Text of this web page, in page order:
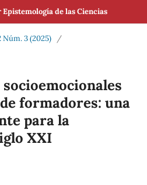
de las Ciencias
Núm. 3 (2025)
/
formadores: una
para la
XXI